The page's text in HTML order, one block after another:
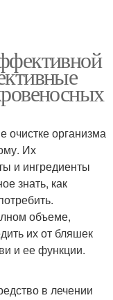
очистке организма
Их
и ингредиенты
знать, как
объеме,
их от бляшек
и ее функции.
в лечении